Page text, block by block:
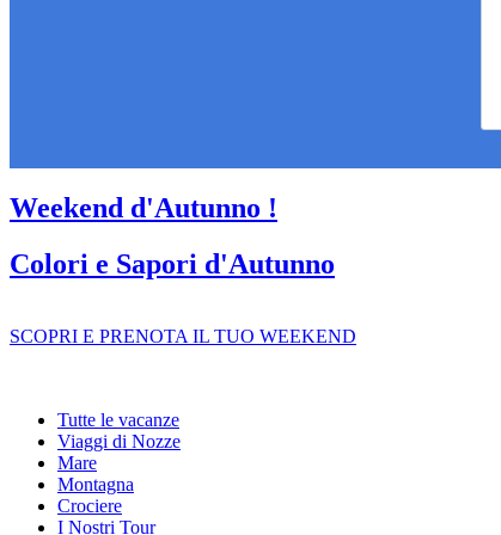
Weekend d'Autunno !
Colori e Sapori d'Autunno
SCOPRI E PRENOTA IL TUO WEEKEND
Tutte le vacanze
Viaggi di Nozze
Mare
Montagna
Crociere
I Nostri Tour